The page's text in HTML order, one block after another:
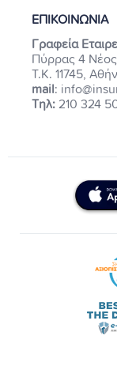
ΕΠΙΚΟΙΝΩΝΙΑ
Γραφεία
Πύρρας 4
Τ.Κ. 11745,
mail:
Τηλ: 210 324